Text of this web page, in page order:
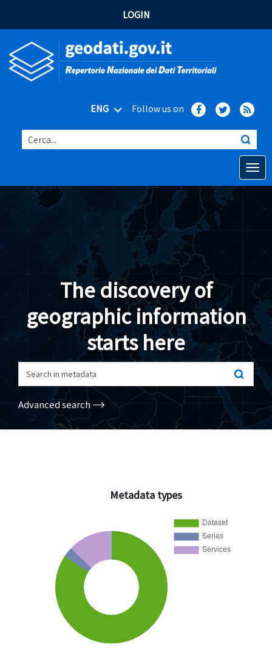
LOGIN
ENG Follow us on
Cerca...
Open
Home
Documents
News
Geoviewer(Opens in a new window)
Help(apre in una nuova finestra)
The discovery of
geographic information
starts here
Advanced search